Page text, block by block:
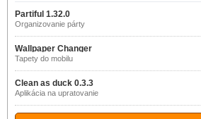
Partiful 1.32.0
Organizovanie párty
Wallpaper Changer
Tapety do mobilu
Clean as duck 0.3.3
Aplikácia na upratovanie